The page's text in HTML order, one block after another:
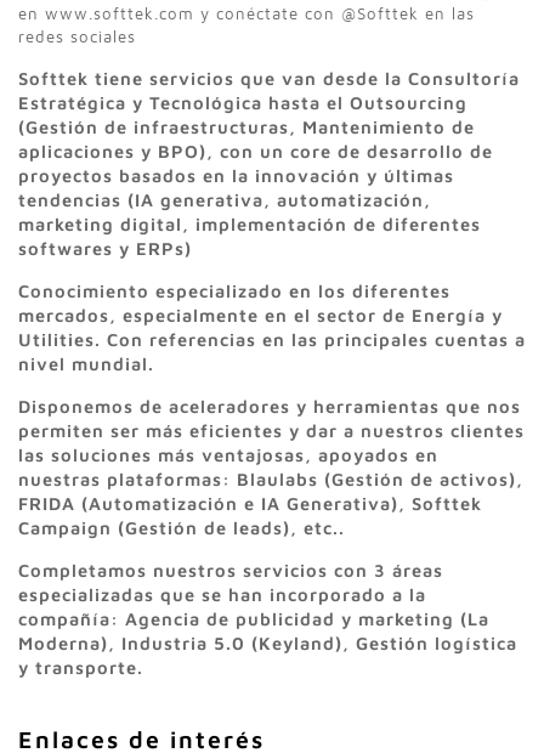
en www.softtek.com y conéctate con @Softtek en las
redes sociales
Softtek tiene servicios que van desde la Consultoría
Estratégica y Tecnológica hasta el Outsourcing
(Gestión de infraestructuras, Mantenimiento de
aplicaciones y BPO), con un core de desarrollo de
proyectos basados en la innovación y últimas
tendencias (IA generativa, automatización,
marketing digital, implementación de diferentes
softwares y ERPs)
Conocimiento especializado en los diferentes
mercados, especialmente en el sector de Energía y
Utilities. Con referencias en las principales cuentas a
nivel mundial.
Disponemos de aceleradores y herramientas que nos
permiten ser más eficientes y dar a nuestros clientes
las soluciones más ventajosas, apoyados en
nuestras plataformas: Blaulabs (Gestión de activos),
FRIDA (Automatización e IA Generativa), Softtek
Campaign (Gestión de leads), etc..
Completamos nuestros servicios con 3 áreas
especializadas que se han incorporado a la
compañía: Agencia de publicidad y marketing (La
Moderna), Industria 5.0 (Keyland), Gestión logística
y transporte.
Enlaces de interés